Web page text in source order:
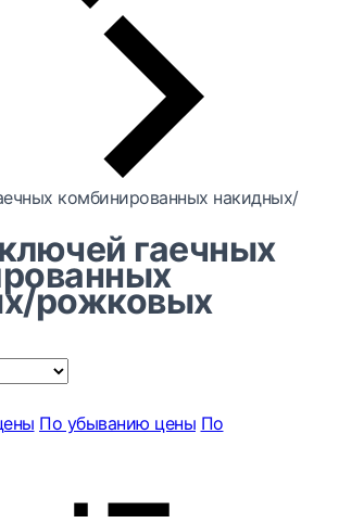
комбинированных накидных/
гаечных
рожковых
По убыванию цены По